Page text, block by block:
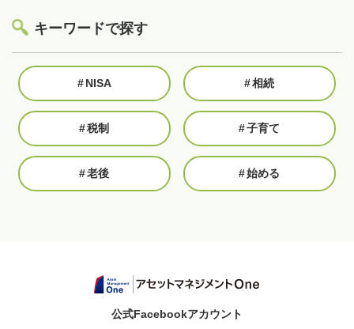
キーワードで探す
#NISA #相続
#税制 #子育て
#老後 #始める
公式Facebookアカウント